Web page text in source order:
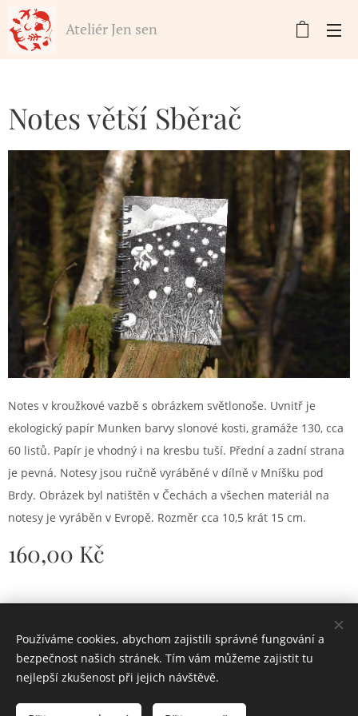
Ateliér Jen sen
Notes větší Sběrač
Notes v kroužkové vazbě s obrázkem světlonoše. Uvnitř je
ekologický papír Munken barvy slonové kosti, gramáže 130, cca
60 listů. Papír je vhodný i na kresbu tuší. Přední a zadní strana
je pevná. Notesy jsou ručně vyráběné v dílně v Mníšku pod
Brdy. Obrázek byl natištěn v Čechách a všechen materiál na
notesy je vyráběn v Evropě. Rozměr cca 10,5 krát 15 cm.
160,00 Kč
Cookies
Používáme cookies, abychom zajistili správné fungování a
bezpečnost našich stránek. Tím vám můžeme zajistit tu
nejlepší zkušenost při jejich návštěvě.